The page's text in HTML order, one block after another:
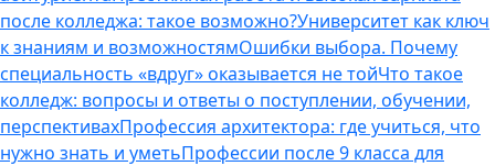
после колледжа: такое возможно?Университет как ключ
к знаниям и возможностямОшибки выбора. Почему
специальность «вдруг» оказывается не тойЧто такое
колледж: вопросы и ответы о поступлении, обучении,
перспективахПрофессия архитектора: где учиться, что
нужно знать и уметьПрофессии после 9 класса для